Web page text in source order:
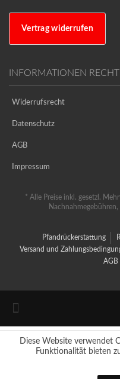
Vertrag widerrufen
INFORMATIONEN
Widerrufsrecht
Datenschutz
AGB
Impressum
* Alle Preise inkl. gesetzl.
Pfandrückerstattung
Versand und
AGB
Diese Website verwendet
Funktionalität bieten